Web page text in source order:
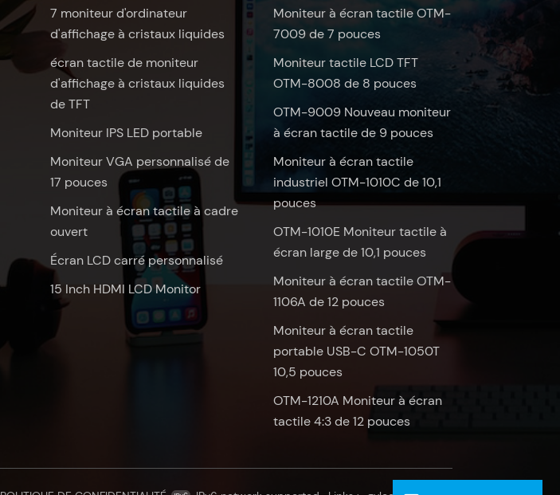
7 moniteur d'ordinateur
d'affichage à cristaux liquides
écran tactile de moniteur
d'affichage à cristaux liquides
de TFT
Moniteur IPS LED portable
Moniteur VGA personnalisé de
17 pouces
Moniteur à écran tactile à cadre
ouvert
Écran LCD carré personnalisé
15 Inch HDMI LCD Monitor
Moniteur à écran tactile OTM-
7009 de 7 pouces
Moniteur tactile LCD TFT
OTM-8008 de 8 pouces
OTM-9009 Nouveau moniteur
à écran tactile de 9 pouces
Moniteur à écran tactile
industriel OTM-1010C de 10,1
pouces
OTM-1010E Moniteur tactile à
écran large de 10,1 pouces
Moniteur à écran tactile OTM-
1106A de 12 pouces
Moniteur à écran tactile
portable USB-C OTM-1050T
10,5 pouces
OTM-1210A Moniteur à écran
tactile 4:3 de 12 pouces